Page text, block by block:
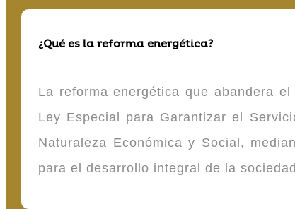
¿Qué es la reforma energética?
La reforma energética que abandera
Ley Especial para Garantizar el
Naturaleza Económica y Social,
para el desarrollo integral de la